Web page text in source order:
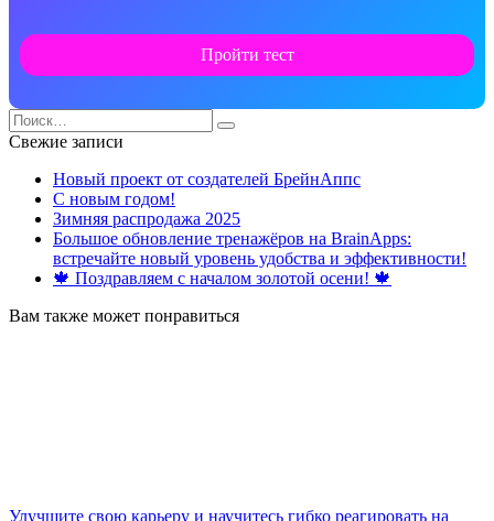
Пройти тест
Search
for:
Свежие записи
Новый проект от создателей БрейнАппс
С новым годом!
Зимняя распродажа 2025
Большое обновление тренажёров на BrainApps:
встречайте новый уровень удобства и эффективности!
🍁 Поздравляем с началом золотой осени! 🍁
Вам также может понравиться
Улучшите свою карьеру и научитесь гибко реагировать на